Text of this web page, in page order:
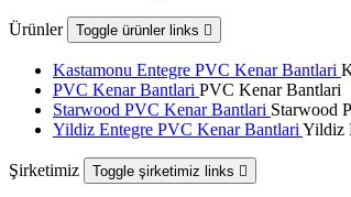
Ürünler Toggle ürünler links 
Kastamonu Entegre PVC Kenar Bantlari
PVC Kenar Bantlari PVC Kenar Bantlari
Starwood PVC Kenar Bantlari Starwood
Yildiz Entegre PVC Kenar Bantlari Yildiz
Şirketimiz Toggle şirketimiz links 